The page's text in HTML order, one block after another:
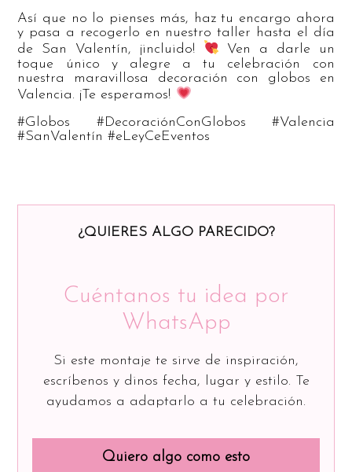
Así que no lo pienses más, haz tu encargo ahora
y pasa a recogerlo en nuestro taller hasta el día
de San Valentín, ¡incluido!
Ven a darle un
toque único y alegre a tu celebración con
nuestra maravillosa decoración con globos en
Valencia. ¡Te esperamos!
#Globos #DecoraciónConGlobos #Valencia
#SanValentín #eLeyCeEventos
¿QUIERES ALGO PARECIDO?
Cuéntanos tu idea por
WhatsApp
Si este montaje te sirve de inspiración,
escríbenos y dinos fecha, lugar y estilo. Te
ayudamos a adaptarlo a tu celebración.
Quiero algo como esto